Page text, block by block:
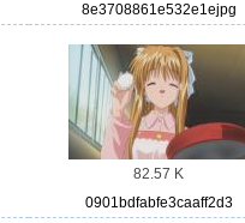
8e3708861e532e1ejpg
82.57 K
0901bdfabfe3caaff2d3